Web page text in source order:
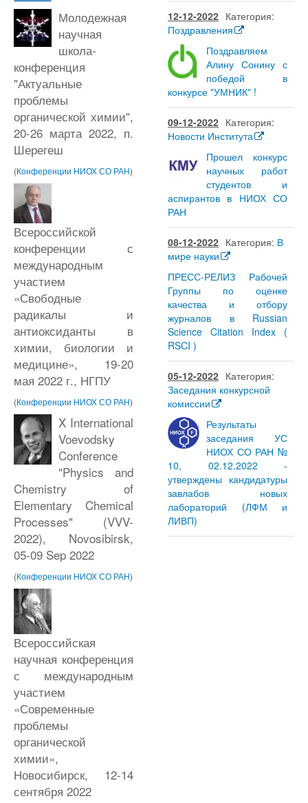
Молодежная
научная
школа-
конференция
"Актуальные
проблемы
органической химии",
20-26 марта 2022, п.
Шерегеш
(Конференции НИОХ СО РАН)
Всероссийской
конференции с
международным
участием
«Свободные
радикалы и
антиоксиданты в
химии, биологии и
медицине», 19-20
мая 2022 г., НГПУ
(Конференции НИОХ СО РАН)
X International
Voevodsky
Conference
"Physics and
Chemistry of
Elementary Chemical
Processes" (VVV-
2022), Novosibirsk,
05-09 Sep 2022
(Конференции НИОХ СО РАН)
Всероссийская
научная конференция
с международным
участием
«Современные
проблемы
органической
химии»,
Новосибирск, 12-14
сентября 2022
12-12-2022 Категория:
Поздравления
Поздравляем
Алину Сонину с
победой в
конкурсе "УМНИК" !
09-12-2022 Категория:
Новости Института
Прошел конкурс
научных работ
студентов и
аспирантов в НИОХ СО
РАН
08-12-2022 Категория: В
мире науки
ПРЕСС-РЕЛИЗ Рабочей
Группы по оценке
качества и отбору
журналов в Russian
Science Citation Index (
RSCI )
05-12-2022 Категория:
Заседания конкурсной
комиссии
Результаты
заседания УС
НИОХ СО РАН №
10, 02.12.2022 -
утверждены кандидатуры
завлабов новых
лабораторий (ЛФМ и
ЛИВП)